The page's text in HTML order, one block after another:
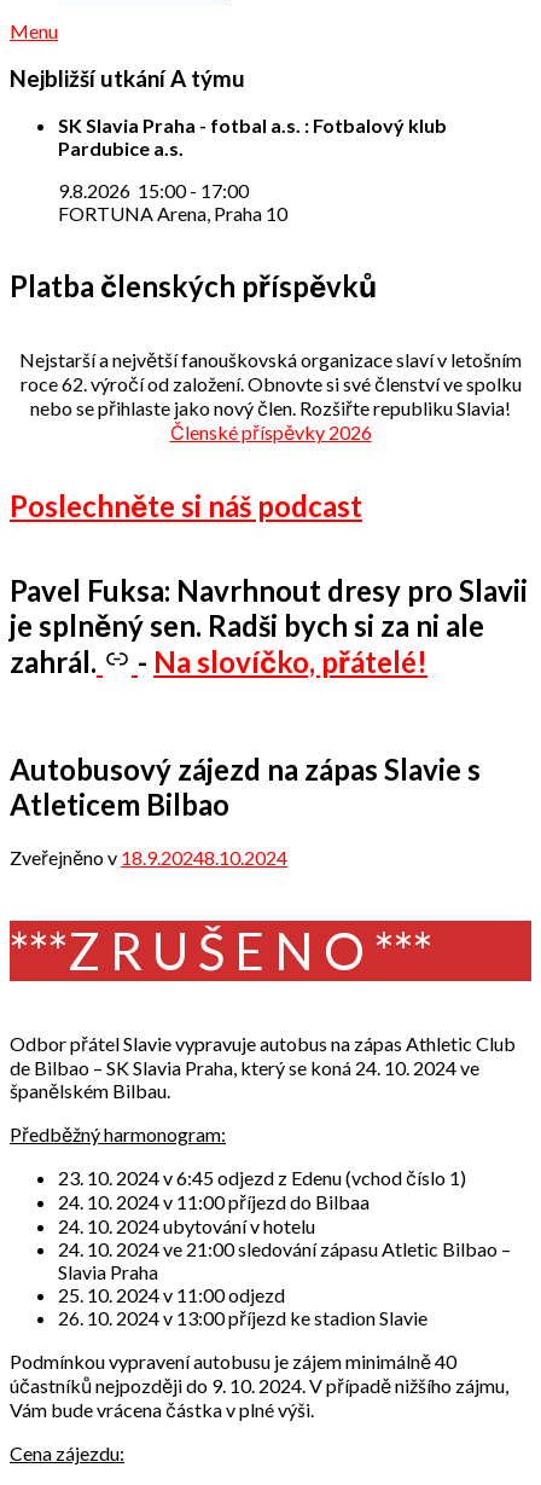
Menu
Nejbližší utkání A týmu
SK Slavia Praha - fotbal a.s. : Fotbalový klub
Pardubice a.s.
9.8.2026 15:00- 17:00
FORTUNA Arena, Praha 10
Platba členských příspěvků
Nejstarší a největší fanouškovská organizace slaví v letošním
roce 62. výročí od založení. Obnovte si své členství ve spolku
nebo se přihlaste jako nový člen. Rozšiřte republiku Slavia!
Členské příspěvky 2026
Poslechněte si náš podcast
Pavel Fuksa: Navrhnout dresy pro Slavii
je splněný sen. Radši bych si za ni ale
zahrál.
- Na slovíčko, přátelé!
Autobusový zájezd na zápas Slavie s
Atleticem Bilbao
Zveřejněno v 18.9.20248.10.2024
***Z R U Š E N O ***
Odbor přátel Slavie vypravuje autobus na zápas Athletic Club
de Bilbao – SK Slavia Praha, který se koná 24. 10. 2024 ve
španělském Bilbau.
Předběžný harmonogram:
23. 10. 2024 v 6:45 odjezd z Edenu (vchod číslo 1)
24. 10. 2024 v 11:00 příjezd do Bilbaa
24. 10. 2024 ubytování v hotelu
24. 10. 2024 ve 21:00 sledování zápasu Atletic Bilbao –
Slavia Praha
25. 10. 2024 v 11:00 odjezd
26. 10. 2024 v 13:00 příjezd ke stadion Slavie
Podmínkou vypravení autobusu je zájem minimálně 40
účastníků nejpozději do 9. 10. 2024. V případě nižšího zájmu,
Vám bude vrácena částka v plné výši.
Cena zájezdu: